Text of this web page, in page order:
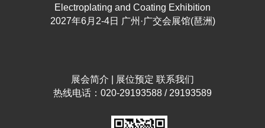
Electroplating and Coating Exhibition
2027年6月2-4日 广州·广交会展馆(琶洲)
展会简介 展位预定 联系我们
热线电话：020-29193588 / 29193589